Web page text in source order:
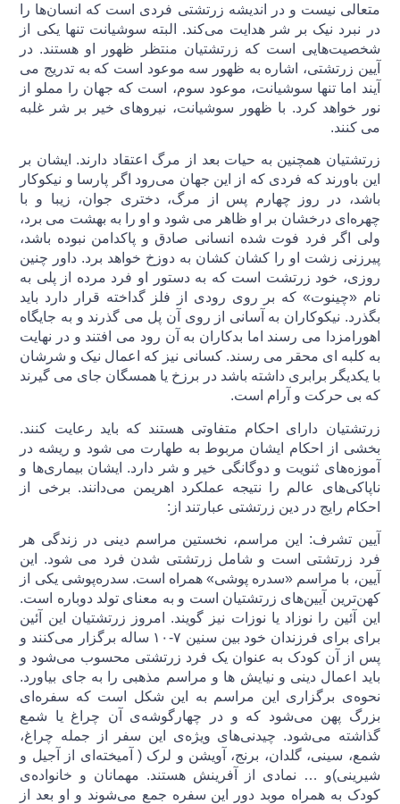
متعالی نیست و در اندیشه زرتشتی فردی است که انسان‌ها را
در نبرد نیک بر شر هدایت می‌کند. البته سوشیانت تنها یکی از
شخصیت‌هایی است که زرتشتیان منتظر ظهور او هستند. در
آیین زرتشتی، اشاره به ظهور سه موعود است که به تدریج می
آیند اما تنها سوشیانت، موعود سوم، است که جهان را مملو از
نور خواهد کرد. با ظهور سوشیانت، نیروهای خیر بر شر غلبه
می کنند.
زرتشتیان همچنین به حیات بعد از مرگ اعتقاد دارند. ایشان بر
این باورند که فردی که از این جهان می‌رود اگر پارسا و نیکوکار
باشد، در روز چهارم پس از مرگ، دختری جوان، زیبا و با
چهره‌ای درخشان بر او ظاهر می شود و او را به بهشت می برد،
ولی اگر فرد فوت شده انسانی صادق و پاکدامن نبوده باشد،
پیرزنی زشت او را کشان کشان به دوزخ خواهد برد. داور چنین
روزی، خود زرتشت است که به دستور او فرد مرده از پلی به
نام «چینوت» که بر روی رودی از فلز گداخته قرار دارد باید
بگذرد. نیکوکاران به آسانی از روی آن پل می گذرند و به جایگاه
اهورامزدا می رسند اما بدکاران به آن رود می افتند و در نهایت
به کلبه ای محقر می رسند. کسانی نیز که اعمال نیک و شرشان
با یکدیگر برابری داشته باشد در برزخ یا همسگان جای می گیرند
که بی حرکت و آرام است.
زرتشتیان دارای احکام متفاوتی هستند که باید رعایت کنند.
بخشی از احکام ایشان مربوط به طهارت می شود و ریشه در
آموزه‌های ثنویت و دوگانگی خیر و شر دارد. ایشان بیماری‌ها و
ناپاکی‌های عالم را نتیجه عملکرد اهریمن می‌دانند. برخی از
احکام رایج در دین زرتشتی عبارتند از:
آیین تشرف: این مراسم، نخستین مراسم دینی در زندگی هر
فرد زرتشتی است و شامل زرتشتی شدن فرد می شود. این
آیین، با مراسم «سدره پوشی» همراه است. سدره‌پوشی یکی از
کهن‌ترین آیین‌های زرتشتیان است و به معنای تولد دوباره است.
این آئین را نوزاد یا نوزات نیز گویند. امروز زرتشتیان این آئین
برای برای فرزندان خود بین سنین ۷-۱۰ ساله برگزار می‌کنند و
پس از آن کودک به عنوان یک فرد زرتشتی محسوب می‌شود و
باید اعمال دینی و نیایش ها و مراسم مذهبی را به جای بیاورد.
نحوه‌ی برگزاری این مراسم به این شکل است که سفره‌ای
بزرگ پهن می‌شود که و در چهارگوشه‌ی آن چراغ یا شمع
گذاشته می‌شود. چیدنی‌های ویژه‌ی این سفر از جمله چراغ،
شمع، سینی، گلدان، برنج، آویشن و لرک ( آمیخته‌ای از آجیل و
شیرینی)و … نمادی از آفرینش هستند. مهمانان و خانواده‌ی
کودک به همراه موبد دور این سفره جمع می‌شوند و او بعد از